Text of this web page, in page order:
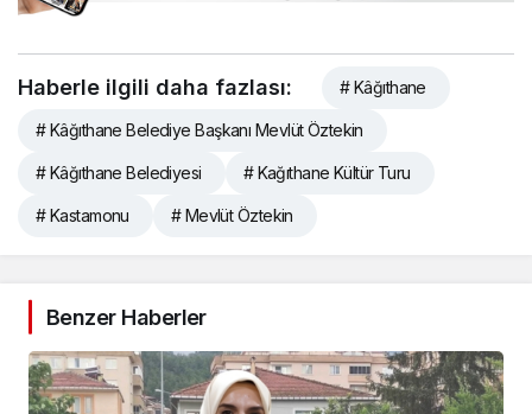
Haberle ilgili daha fazlası: # Kâğıthane
# Kâğıthane Belediye Başkanı Mevlüt Öztekin
# Kâğıthane Belediyesi # Kağıthane Kültür Turu
# Kastamonu # Mevlüt Öztekin
Benzer Haberler